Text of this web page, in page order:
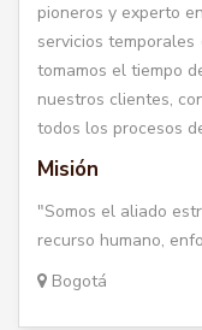
pioneros y experto
servicios temporales
tomamos el tiempo
nuestros clientes,
todos los procesos
Misión
"Somos el aliado
recurso humano,
Bogotá